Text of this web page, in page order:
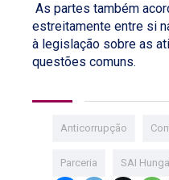
As partes também
estreitamente entre si
à legislação sobre as
questões comuns.
Anticorrupção
Parceria SAI